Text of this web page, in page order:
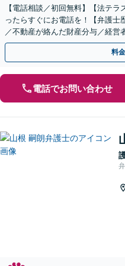
【電話相談／初回無料】【法テ
ったらすぐにお電話を！【弁護士
／不動産が絡んだ財産分与／経営
【本通駅5分】【ビデオ面談可】
料
電話でお問い合わせ